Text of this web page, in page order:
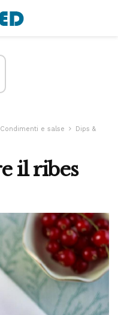
Condimenti e salse
Dips &
il ribes